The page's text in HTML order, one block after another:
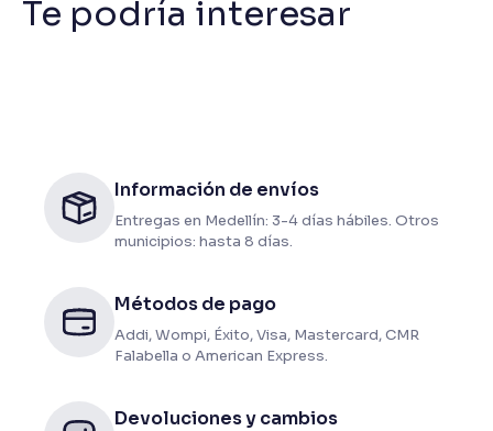
Información de envíos
Entregas en Medellín: 3-4 días hábiles. Otros
municipios: hasta 8 días.
Métodos de pago
Addi, Wompi, Éxito, Visa, Mastercard, CMR
Falabella o American Express.
Devoluciones y cambios